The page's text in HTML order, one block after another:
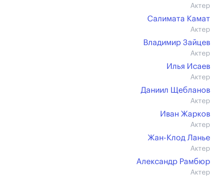
Актер
Салимата Камат
Актер
Владимир Зайцев
Актер
Илья Исаев
Актер
Даниил Щебланов
Актер
Иван Жарков
Актер
Жан-Клод Ланье
Актер
Александр Рамбюр
Актер